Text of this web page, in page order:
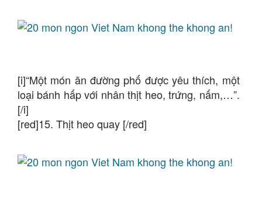
[i]“Một món ăn đường phố được yêu thích, một
loại bánh hấp với nhân thịt heo, trứng, nấm,…”.
[/i]
[red]15. Thịt heo quay [/red]